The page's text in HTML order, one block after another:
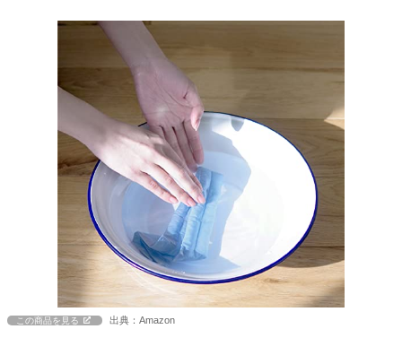
この商品を見る 出典：Amazon